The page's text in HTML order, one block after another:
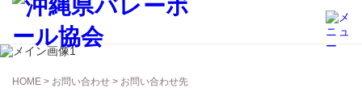
お問い合わせ
HOME > お問い合わせ > お問い合わせ先